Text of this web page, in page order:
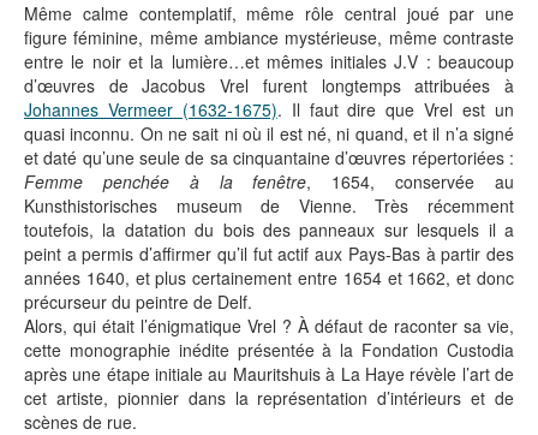
Même calme contemplatif, même rôle central joué par une
figure féminine, même ambiance mystérieuse, même contraste
entre le noir et la lumière…et mêmes initiales J.V : beaucoup
d’œuvres de Jacobus Vrel furent longtemps attribuées à
Johannes Vermeer (1632-1675). Il faut dire que Vrel est un
quasi inconnu. On ne sait ni où il est né, ni quand, et il n’a signé
et daté qu’une seule de sa cinquantaine d’œuvres répertoriées :
Femme penchée à la fenêtre, 1654, conservée au
Kunsthistorisches museum de Vienne. Très récemment
toutefois, la datation du bois des panneaux sur lesquels il a
peint a permis d’affirmer qu’il fut actif aux Pays-Bas à partir des
années 1640, et plus certainement entre 1654 et 1662, et donc
précurseur du peintre de Delf.
Alors, qui était l’énigmatique Vrel ? À défaut de raconter sa vie,
cette monographie inédite présentée à la Fondation Custodia
après une étape initiale au Mauritshuis à La Haye révèle l’art de
cet artiste, pionnier dans la représentation d’intérieurs et de
scènes de rue.